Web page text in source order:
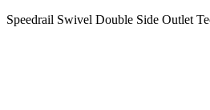
Speedrail Swivel Double Side Outlet